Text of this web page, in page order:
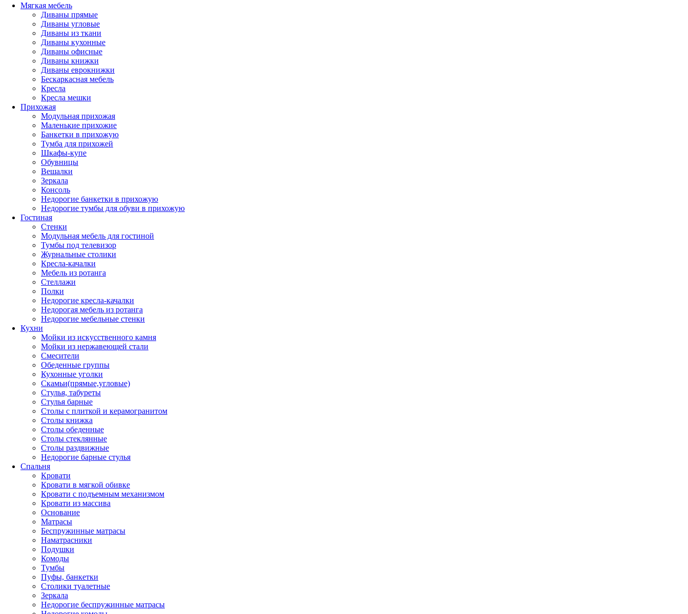
Мягкая мебель
Диваны прямые
Диваны угловые
Диваны из ткани
Диваны кухонные
Диваны офисные
Диваны книжки
Диваны еврокнижки
Бескаркасная мебель
Кресла
Кресла мешки
Прихожая
Модульная прихожая
Маленькие прихожие
Банкетки в прихожую
Тумба для прихожей
Шкафы-купе
Обувницы
Вешалки
Зеркала
Консоль
Недорогие банкетки в прихожую
Недорогие тумбы для обуви в прихожую
Гостиная
Стенки
Модульная мебель для гостиной
Тумбы под телевизор
Журнальные столики
Кресла-качалки
Мебель из ротанга
Стеллажи
Полки
Недорогие кресла-качалки
Недорогая мебель из ротанга
Недорогие мебельные стенки
Кухни
Мойки из искусственного камня
Мойки из нержавеющей стали
Смесители
Обеденные группы
Кухонные уголки
Скамьи(прямые,угловые)
Стулья, табуреты
Стулья барные
Столы с плиткой и керамогранитом
Столы книжка
Столы обеденные
Столы стеклянные
Столы раздвижные
Недорогие барные стулья
Спальня
Кровати
Кровати в мягкой обивке
Кровати с подъемным механизмом
Кровати из массива
Основание
Матрасы
Беспружинные матрасы
Наматрасники
Подушки
Комоды
Тумбы
Пуфы, банкетки
Столики туалетные
Зеркала
Недорогие беспружинные матрасы